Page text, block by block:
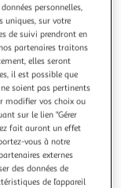
45 x l. 33,5 cm
Viscose
Forme
Couleur : Gris
personnelles,
uniques, sur votre
de suivi prendront en
partenaires traitons
elles seront
il est possible que
soient pas pertinents
modifier vos choix ou
sur le lien "Gérer
fait auront un effet
vous à notre
externes
des données de
de l’appareil